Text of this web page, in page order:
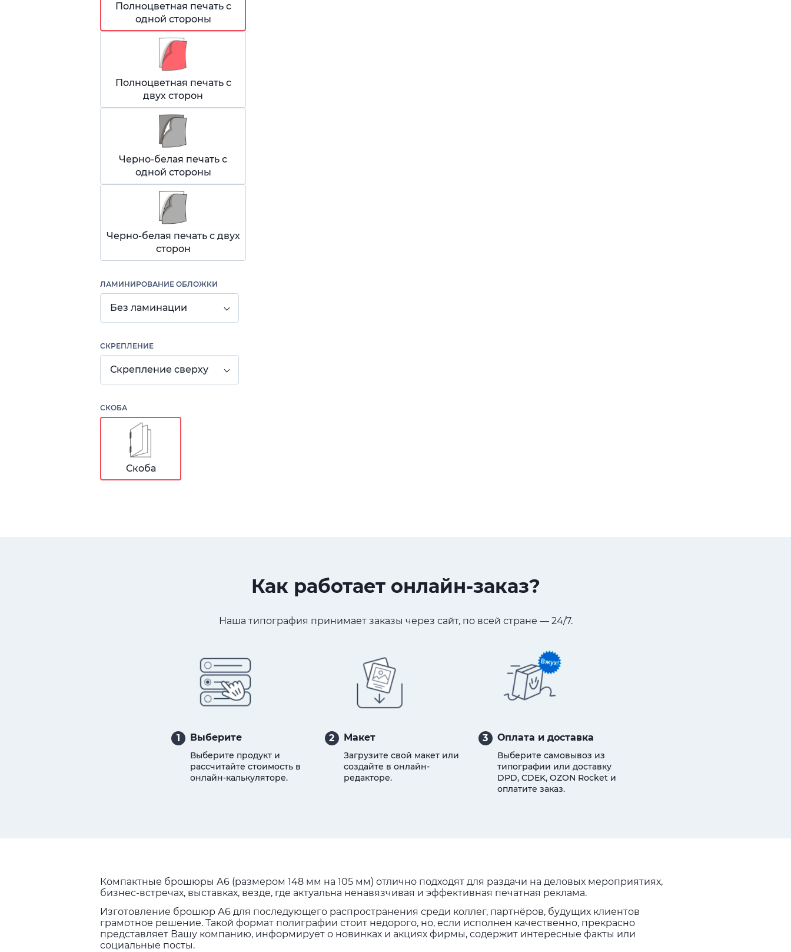
Полноцветная печать с
одной стороны
Полноцветная печать с
двух сторон
Черно-белая печать с
одной стороны
Черно-белая печать с двух
сторон
ЛАМИНИРОВАНИЕ ОБЛОЖКИ
Без ламинации
СКРЕПЛЕНИЕ
Скрепление сверху
СКОБА
Скоба
Как работает онлайн-заказ?
Наша типография принимает заказы через сайт, по всей стране — 24/7.
1 Выберите
Выберите продукт и
рассчитайте стоимость в
онлайн-калькуляторе.
2 Макет
Загрузите свой макет или
создайте в онлайн-
редакторе.
3 Оплата и доставка
Выберите самовывоз из
типографии или доставку
DPD, CDEK, OZON Rocket и
оплатите заказ.
Компактные брошюры А6 (размером 148 мм на 105 мм) отлично подходят для раздачи на деловых мероприятиях,
бизнес-встречах, выставках, везде, где актуальна ненавязчивая и эффективная печатная реклама.
Изготовление брошюр А6 для последующего распространения среди коллег, партнёров, будущих клиентов
грамотное решение. Такой формат полиграфии стоит недорого, но, если исполнен качественно, прекрасно
представляет Вашу компанию, информирует о новинках и акциях фирмы, содержит интересные факты или
социальные посты.